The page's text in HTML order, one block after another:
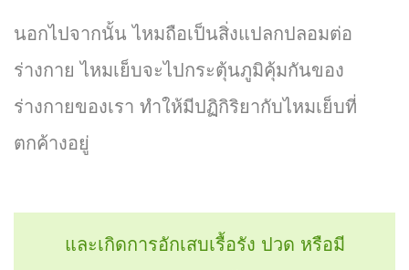
นอกไปจากนั้น ไหมถือเป็นสิ่งแปลกปลอมต่อ
ร่างกาย ไหมเย็บจะไปกระตุ้นภูมิคุ้มกันของ
ร่างกายของเรา ทำให้มีปฏิกิริยากับไหมเย็บที่
ตกค้างอยู่
และเกิดการอักเสบเรื้อรัง ปวด หรือมี